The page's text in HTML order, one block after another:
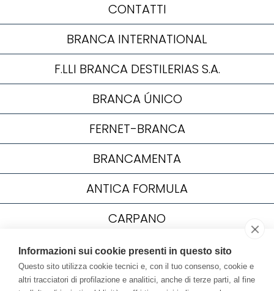
CONTATTI
BRANCA INTERNATIONAL
F.LLI BRANCA DESTILERIAS S.A.
BRANCA ÚNICO
FERNET-BRANCA
BRANCAMENTA
ANTICA FORMULA
CARPANO
CAFFÉ BORGHETTI
YOUTUBE
Informazioni sui cookie presenti in questo sito
Questo sito utilizza cookie tecnici e, con il tuo consenso, cookie e
altri tracciatori di profilazione e analitici, anche di terze parti, al fine